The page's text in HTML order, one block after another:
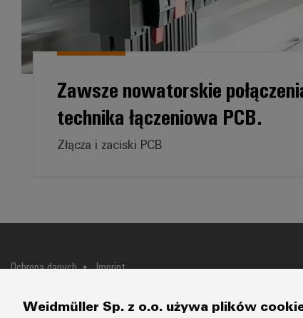
Zawsze nowatorskie
technika łączeniowa PCB.
Złącza i zaciski PCB
Ochrona danych
Imprint
Weidmüller Sp. z o.o. używa plików